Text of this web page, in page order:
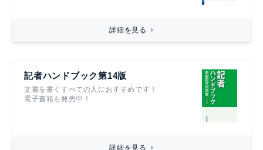
詳細を見る
記者ハンドブック第14版
文書を書くすべての人におすすめです！
電子書籍も発売中！
詳細を見る